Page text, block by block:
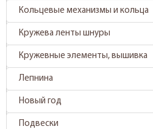
Кольцевые механизмы и кольца
Кружева ленты шнуры
Кружевные элементы, вышивка
Лепнина
Новый год
Подвески